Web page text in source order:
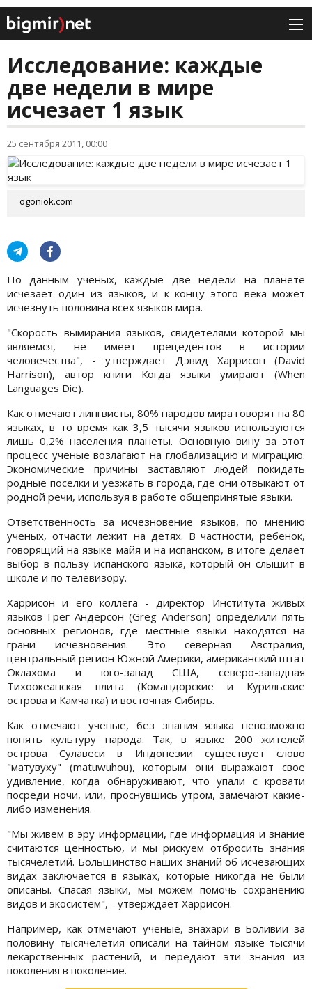
Исследование: каждые
две недели в мире
исчезает 1 язык
25 сентября 2011, 00:00
ogoniok.com
По данным ученых, каждые две недели на планете
исчезает один из языков, и к концу этого века может
исчезнуть половина всех языков мира.
"Скорость вымирания языков, свидетелями которой мы
являемся, не имеет прецедентов в истории
человечества", - утверждает Дэвид Харрисон (David
Harrison), автор книги Когда языки умирают (When
Languages Die).
Как отмечают лингвисты, 80% народов мира говорят на 80
языках, в то время как 3,5 тысячи языков используются
лишь 0,2% населения планеты. Основную вину за этот
процесс ученые возлагают на глобализацию и миграцию.
Экономические причины заставляют людей покидать
родные поселки и уезжать в города, где они отвыкают от
родной речи, используя в работе общепринятые языки.
Ответственность за исчезновение языков, по мнению
ученых, отчасти лежит на детях. В частности, ребенок,
говорящий на языке майя и на испанском, в итоге делает
выбор в пользу испанского языка, который он слышит в
школе и по телевизору.
Харрисон и его коллега - директор Института живых
языков Грег Андерсон (Greg Anderson) определили пять
основных регионов, где местные языки находятся на
грани исчезновения. Это северная Австралия,
центральный регион Южной Америки, американский штат
Оклахома и юго-запад США, северо-западная
Тихоокеанская плита (Командорские и Курильские
острова и Камчатка) и восточная Сибирь.
Как отмечают ученые, без знания языка невозможно
понять культуру народа. Так, в языке 200 жителей
острова Сулавеси в Индонезии существует слово
"матувуху" (matuwuhou), которым они выражают свое
удивление, когда обнаруживают, что упали с кровати
посреди ночи, или, проснувшись утром, замечают какие-
либо изменения.
"Мы живем в эру информации, где информация и знание
считаются ценностью, и мы рискуем отбросить знания
тысячелетий. Большинство наших знаний об исчезающих
видах заключается в языках, которые никогда не были
описаны. Спасая языки, мы можем помочь сохранению
видов и экосистем", - утверждает Харрисон.
Например, как отмечают ученые, знахари в Боливии за
половину тысячелетия описали на тайном языке тысячи
лекарственных растений, и передают эти знания из
поколения в поколение.